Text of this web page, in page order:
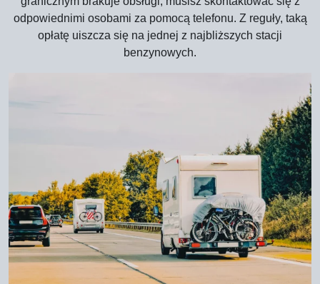
odpowiednimi osobami za pomocą telefonu. Z reguły, taką
opłatę uiszcza się na jednej z najbliższych stacji
benzynowych.